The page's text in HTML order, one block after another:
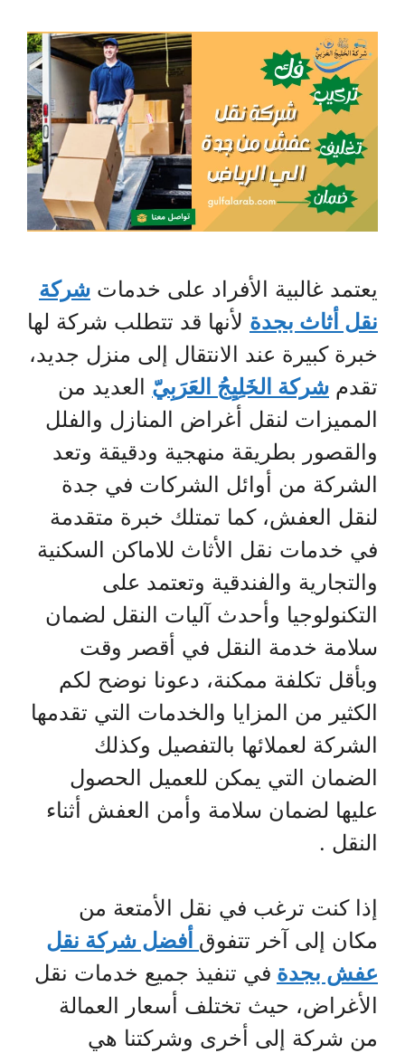
يعتمد غالبية الأفراد على خدمات شركة
نقل أثاث بجدة لأنها قد تتطلب شركة لها
خبرة كبيرة عند الانتقال إلى منزل جديد،
تقدم شركة الخَلِيِجُ العَرَبِيّ العديد من
المميزات لنقل أغراض المنازل والفلل
والقصور بطريقة منهجية ودقيقة وتعد
الشركة من أوائل الشركات في جدة
لنقل العفش، كما تمتلك خبرة متقدمة
في خدمات نقل الأثاث للاماكن السكنية
والتجارية والفندقية وتعتمد على
التكنولوجيا وأحدث آليات النقل لضمان
سلامة خدمة النقل في أقصر وقت
وبأقل تكلفة ممكنة، دعونا نوضح لكم
الكثير من المزايا والخدمات التي تقدمها
الشركة لعملائها بالتفصيل وكذلك
الضمان التي يمكن للعميل الحصول
عليها لضمان سلامة وأمن العفش أثناء
النقل .
إذا كنت ترغب في نقل الأمتعة من
مكان إلى آخر تتفوق أفضل شركة نقل
عفش بجدة في تنفيذ جميع خدمات نقل
الأغراض، حيث تختلف أسعار العمالة
من شركة إلى أخرى وشركتنا هي